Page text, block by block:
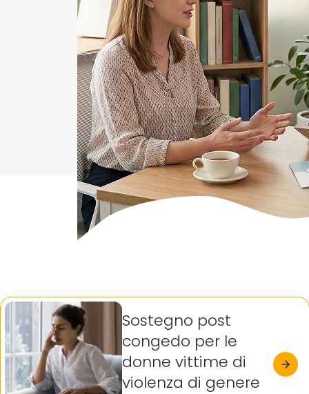
Sostegno post
congedo per le
donne vittime di
violenza di genere